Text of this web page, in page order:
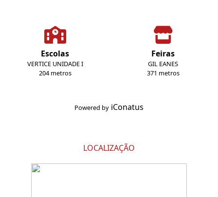
Escolas
VERTICE UNIDADE I
204 metros
Feiras
GIL EANES
371 metros
Powered by iConatus
LOCALIZAÇÃO